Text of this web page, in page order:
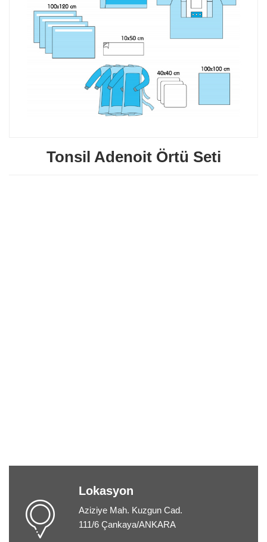
Tonsil Adenoit Örtü Seti
Lokasyon
Aziziye Mah. Kuzgun Cad.
111/6 Çankaya/ANKARA